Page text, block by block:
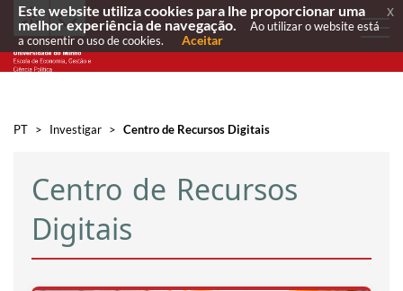
PT > Investigar > Centro de Recursos Digitais
Centro de Recursos
Digitais
Este website utiliza cookies para lhe proporcionar uma
melhor experiência de navegação.
Ao utilizar o website está
a consentir o uso de cookies.
Aceitar
x